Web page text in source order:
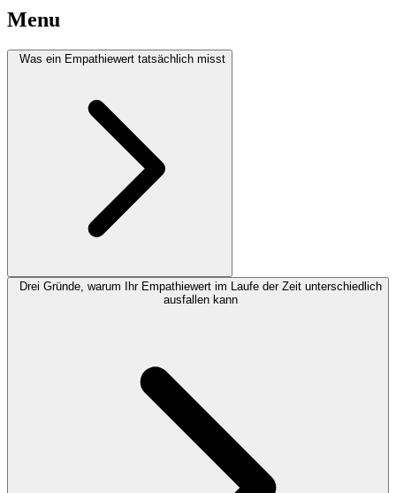
Menu
Was ein Empathiewert tatsächlich misst
Drei Gründe, warum Ihr Empathiewert im Laufe der Zeit unterschiedlich
ausfallen kann